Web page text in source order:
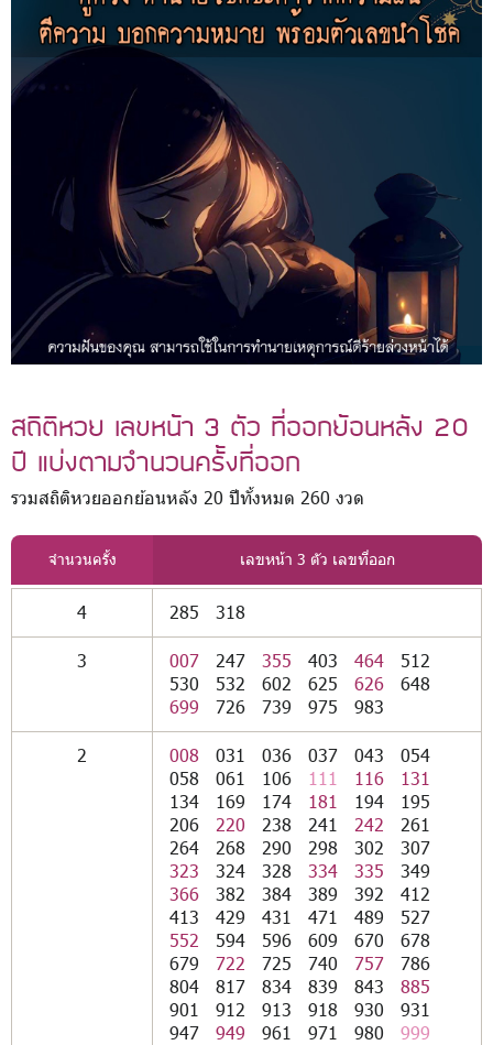
สถิติหวย เลขหน้า 3 ตัว ที่ออกย้อนหลัง 20
ปี แบ่งตามจำนวนครั้งที่ออก
รวมสถิติหวยออกย้อนหลัง 20 ปีทั้งหมด 260 งวด
จำนวนครั้ง เลขหน้า 3 ตัว เลขที่ออก
4 285 318
3 007 247 355 403 464
512
530
532 602 625 626
648
699
726 739 975 983
2 008 031 036 037 043
054
058
061 106 111 116
131
134
169 174 181 194
195
206
220 238 241 242
261
264
268 290 298 302
307
323
324 328 334 335
349
366
382 384 389 392
412
413
429 431 471 489
527
552
594 596 609 670
678
679
722 725 740 757
786
804
817 834 839 843
885
901
912 913 918 930
931
947
949 961 971 980 999